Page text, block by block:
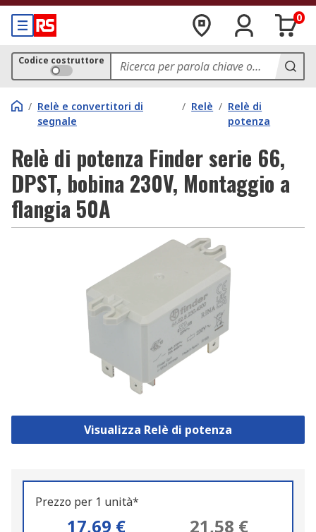
0
Codice costruttore
/ Relè e convertitori di
segnale
/ Relè / Relè di
potenza
Relè di potenza Finder serie 66,
DPST, bobina 230V, Montaggio a
flangia 50A
Visualizza Relè di potenza
Prezzo per 1 unità*
17,69 € 21,58 €